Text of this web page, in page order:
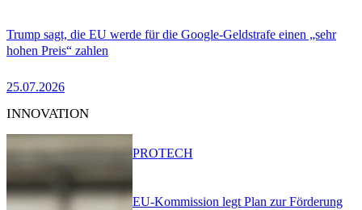
Trump sagt, die EU werde für die Google-Geldstrafe einen „sehr
hohen Preis“ zahlen
25.07.2026
INNOVATION
EU-Kommission legt Plan zur Förderung
PROTECH